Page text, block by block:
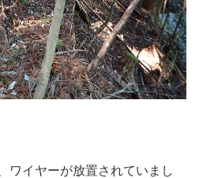
ワイヤーが放置されていまし